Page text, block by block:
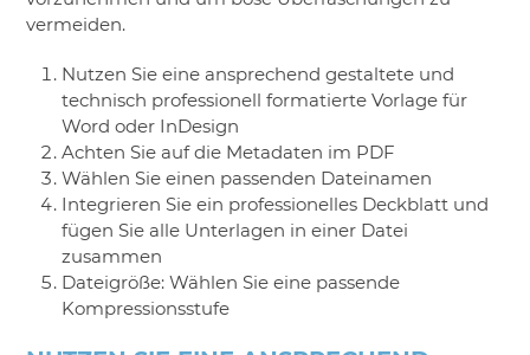
vermeiden.
Nutzen Sie eine ansprechend gestaltete und
technisch professionell formatierte Vorlage für
Word oder InDesign
Achten Sie auf die Metadaten im PDF
Wählen Sie einen passenden Dateinamen
Integrieren Sie ein professionelles Deckblatt und
fügen Sie alle Unterlagen in einer Datei
zusammen
Dateigröße: Wählen Sie eine passende
Kompressionsstufe